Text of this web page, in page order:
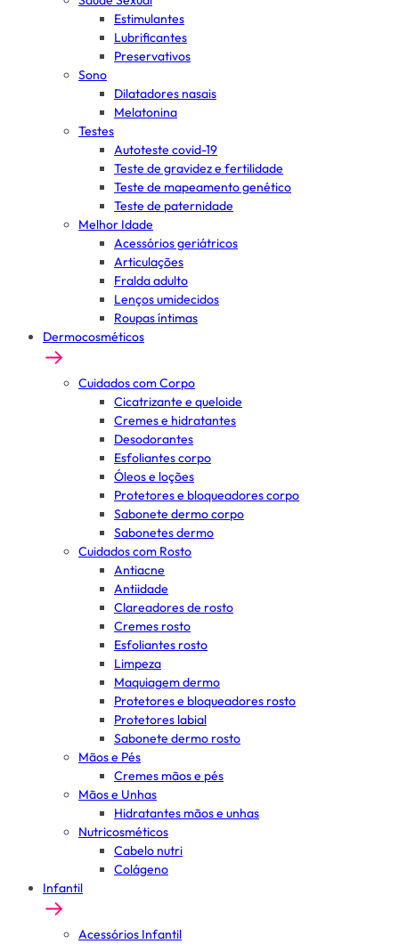
Estimulantes
Lubrificantes
Preservativos
Sono
Dilatadores nasais
Melatonina
Testes
Autoteste covid-19
Teste de gravidez e fertilidade
Teste de mapeamento genético
Teste de paternidade
Melhor Idade
Acessórios geriátricos
Articulações
Fralda adulto
Lenços umidecidos
Roupas íntimas
Dermocosméticos
Cuidados com Corpo
Cicatrizante e queloide
Cremes e hidratantes
Desodorantes
Esfoliantes corpo
Óleos e loções
Protetores e bloqueadores corpo
Sabonete dermo corpo
Sabonetes dermo
Cuidados com Rosto
Antiacne
Antiidade
Clareadores de rosto
Cremes rosto
Esfoliantes rosto
Limpeza
Maquiagem dermo
Protetores e bloqueadores rosto
Protetores labial
Sabonete dermo rosto
Mãos e Pés
Cremes mãos e pés
Mãos e Unhas
Hidratantes mãos e unhas
Nutricosméticos
Cabelo nutri
Colágeno
Infantil
Acessórios Infantil